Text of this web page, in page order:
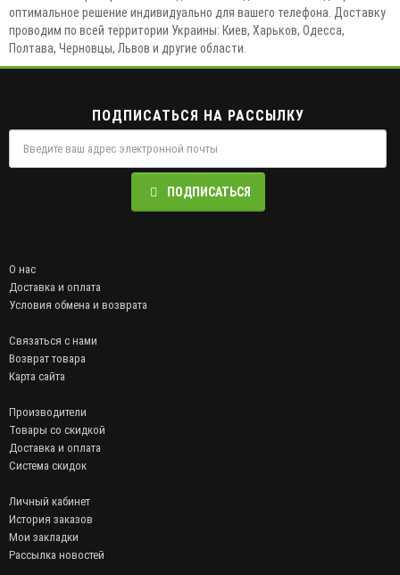
оптимальное решение индивидуально для вашего телефона. Доставку
проводим по всей территории Украины: Киев, Харьков, Одесса,
Полтава, Черновцы, Львов и другие области.
ПОДПИСАТЬСЯ НА РАССЫЛКУ
ПОДПИСАТЬСЯ
О нас
Доставка и оплата
Условия обмена и возврата
Связаться с нами
Возврат товара
Карта сайта
Производители
Товары со скидкой
Доставка и оплата
Система скидок
Личный кабинет
История заказов
Мои закладки
Рассылка новостей